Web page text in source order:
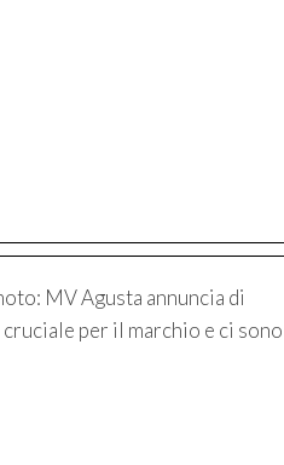
MV Agusta annuncia di
per il marchio e ci sono